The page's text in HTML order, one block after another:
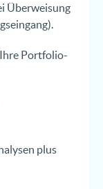
Überweisung
Portfolio-
plus